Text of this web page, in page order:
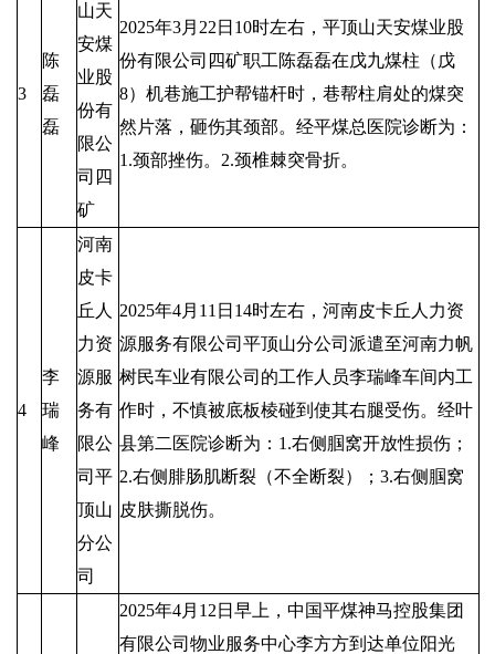
3
陈
磊
磊
山天
安煤
业股
份有
限公
司四
矿
2025年3月22日10时左右，平顶山天安煤业股
份有限公司四矿职工陈磊磊在戊九煤柱（戊
8）机巷施工护帮锚杆时，巷帮柱肩处的煤突
然片落，砸伤其颈部。经平煤总医院诊断为：
1.颈部挫伤。2.颈椎棘突骨折。
4
李
瑞
峰
河南
皮卡
丘人
力资
源服
务有
限公
司平
顶山
分公
司
2025年4月11日14时左右，河南皮卡丘人力资
源服务有限公司平顶山分公司派遣至河南力帆
树民车业有限公司的工作人员李瑞峰车间内工
作时，不慎被底板棱碰到使其右腿受伤。经叶
县第二医院诊断为：1.右侧腘窝开放性损伤；
2.右侧腓肠肌断裂（不全断裂）；3.右侧腘窝
皮肤撕脱伤。
2025年4月12日早上，中国平煤神马控股集团
有限公司物业服务中心李方方到达单位阳光